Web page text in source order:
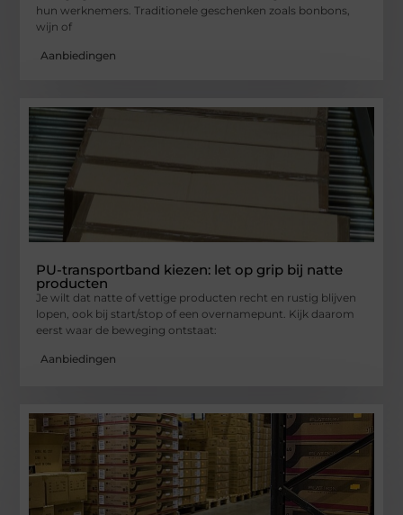
hun werknemers. Traditionele geschenken zoals bonbons,
wijn of
Aanbiedingen
PU-transportband kiezen: let op grip bij natte
producten
Je wilt dat natte of vettige producten recht en rustig blijven
lopen, ook bij start/stop of een overnamepunt. Kijk daarom
eerst waar de beweging ontstaat:
Aanbiedingen